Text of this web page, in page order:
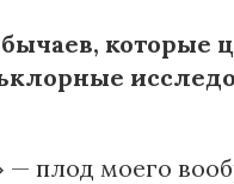
которые
плод моего